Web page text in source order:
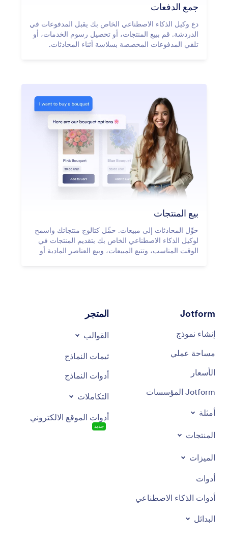
جمع الدفعات
دع وكيل الذكاء الاصطناعي الخاص بك يقبل المدفوعات في
الدردشة. قم ببيع المنتجات، أو تحصيل رسوم الخدمات، أو
تلقي المدفوعات المخصصة بسلاسة أثناء المحادثات.
بيع المنتجات
حوِّل المحادثات إلى مبيعات. حمِّل كتالوج منتجاتك واسمح
لوكيل الذكاء الاصطناعي الخاص بك بتقديم المنتجات في
الوقت المناسب، وتتبع المبيعات، وبيع العناصر المادية أو
Jotform
إنشاء نموذج
مساحة عملي
الأسعار
Jotform المؤسسات
أمثلة
المنتجات
الميزات
أدوات
أدوات الذكاء الاصطناعي
البدائل
المتجر
القوالب
ثيمات النماذج
أدوات النماذج
التكاملات
أدوات الموقع الالكتروني
جديد